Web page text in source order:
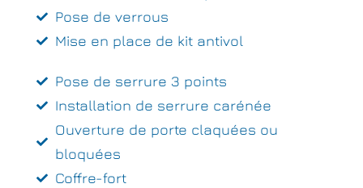
Pose de verrous
Mise en place de kit antivol
Pose de serrure 3 points
Installation de serrure carénée
Ouverture de porte claquées ou
bloquées
Coffre-fort